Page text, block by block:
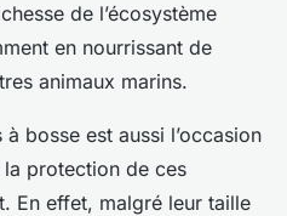
de l’écosystème
en nourrissant de
animaux marins.
bosse est aussi l’occasion
protection de ces
En effet, malgré leur taille